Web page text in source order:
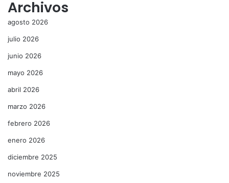
Archivos
agosto 2026
julio 2026
junio 2026
mayo 2026
abril 2026
marzo 2026
febrero 2026
enero 2026
diciembre 2025
noviembre 2025